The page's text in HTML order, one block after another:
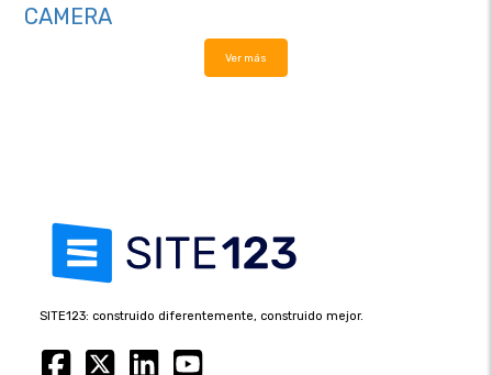
CAMERA
Ver más
SITE123: construido diferentemente, construido mejor.